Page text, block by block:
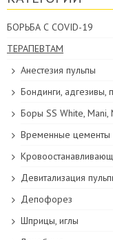
БОРЬБА С COVID-19
ТЕРАПЕВТАМ
Анестезия пульпы
Бондинги, адгезивы,
Боры SS White, Mani,
Временные цементы
Девитализация
Депофорез
Шприцы, иглы